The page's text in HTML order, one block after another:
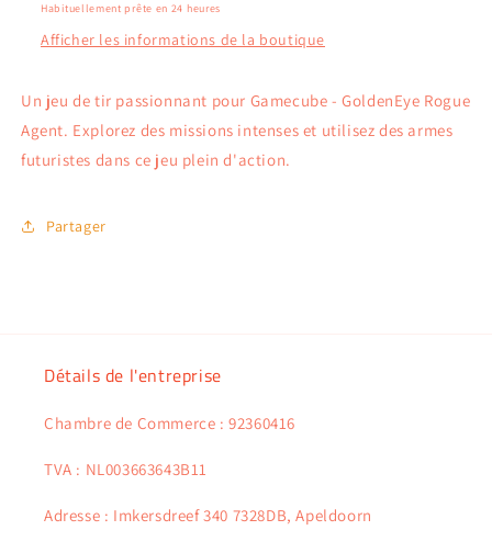
Habituellement prête en 24 heures
Afficher les informations de la boutique
Un jeu de tir passionnant pour Gamecube - GoldenEye Rogue
Agent. Explorez des missions intenses et utilisez des armes
futuristes dans ce jeu plein d'action.
Partager
Détails de l'entreprise
Chambre de Commerce : 92360416
TVA : NL003663643B11
Adresse : Imkersdreef 340 7328DB, Apeldoorn